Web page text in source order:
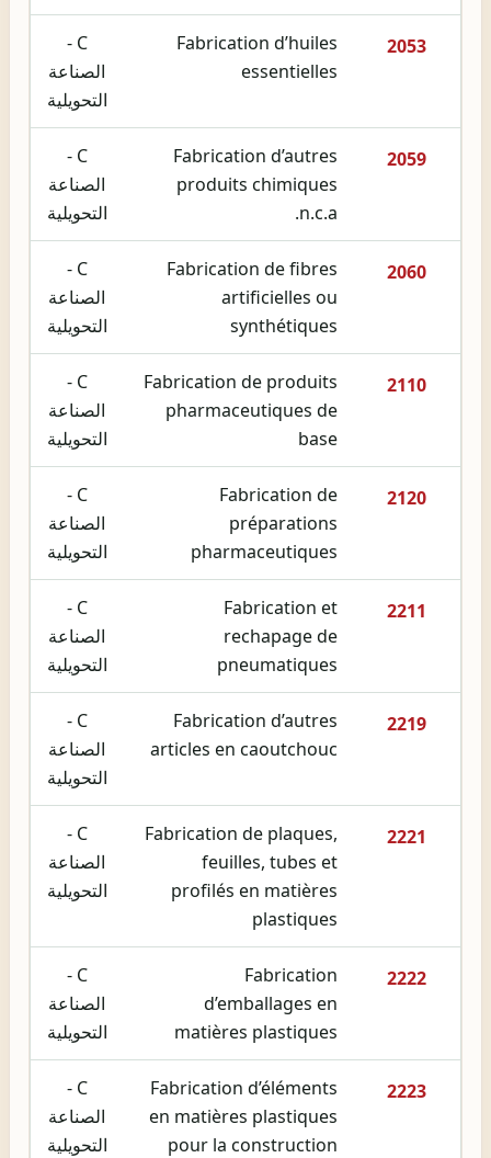
2053
Fabrication d’huiles
essentielles
C -
الصناعة
التحويلية
2059
Fabrication d’autres
produits chimiques
n.c.a.
C -
الصناعة
التحويلية
2060
Fabrication de fibres
artificielles ou
synthétiques
C -
الصناعة
التحويلية
2110
Fabrication de produits
pharmaceutiques de
base
C -
الصناعة
التحويلية
2120
Fabrication de
préparations
pharmaceutiques
C -
الصناعة
التحويلية
2211
Fabrication et
rechapage de
pneumatiques
C -
الصناعة
التحويلية
2219
Fabrication d’autres
articles en caoutchouc
C -
الصناعة
التحويلية
2221
Fabrication de plaques,
feuilles, tubes et
profilés en matières
plastiques
C -
الصناعة
التحويلية
2222
Fabrication
d’emballages en
matières plastiques
C -
الصناعة
التحويلية
2223
Fabrication d’éléments
en matières plastiques
pour la construction
C -
الصناعة
التحويلية